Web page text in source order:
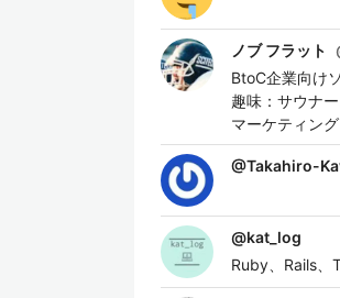
ノブ フラット
BtoC企業向け
趣味：サウナ
マーケティン
@Takahiro-
@kat_log
Ruby、Rails、